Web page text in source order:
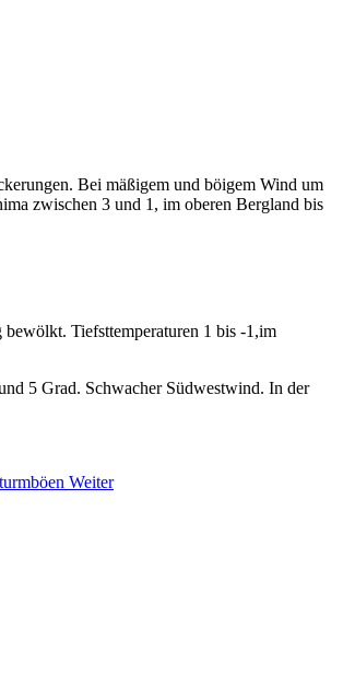
Bei mäßigem und böigem Wind um
zwischen 3 und 1, im oberen Bergland bis
Tiefsttemperaturen 1 bis -1,im
5 Grad. Schwacher Südwestwind. In der
Weiter